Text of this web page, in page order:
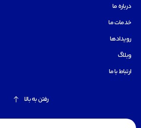
درباره ما
خدمات ما
رویدادها
وبلاگ
ارتباط با ما
رفتن به بالا